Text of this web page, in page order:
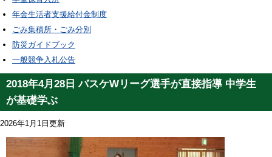
年金生活者支援給付金制度
ごみ集積所・ごみ分別
防災ガイドブック
一般競争入札公告
2018年4月28日 バスケWリーグ選手が直接指導 中学生
が基礎学ぶ
2026年1月1日更新